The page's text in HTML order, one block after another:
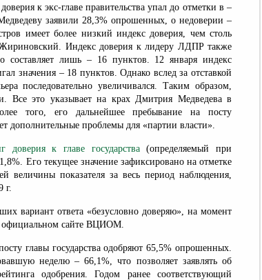
к экс-главе правительства упал до отметки в –
заявили 28,3% опрошенных, о недоверии –
имеет более низкий индекс доверия, чем столь
Индекс доверия к лидеру ЛДПР также
составляет лишь – 16 пунктов. 12 января индекс
значения – 18 пунктов. Однако вслед за отставкой
последовательно увеличивался. Таким образом,
Все это указывает на крах Дмитрия Медведева в
того, его дальнейшее пребывание на посту
дополнительные проблемы для «партии власти».
доверия к главе государства(определяемый при
Его текущее значение зафиксировано на отметке
показателя за весь период наблюдения,
г.
вариант ответа «безусловно доверяю», на момент
официальном сайте ВЦИОМ.
главы государства одобряют 65,5% опрошенных.
неделю – 66,1%, что позволяет заявлять об
одобрения. Годом ранее соответствующий